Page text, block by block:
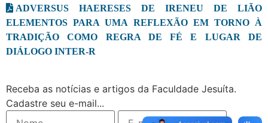
ADVERSUS HAERESES DE IRENEU DE LIÃO
ELEMENTOS PARA UMA REFLEXÃO EM TORNO À
TRADIÇÃO COMO REGRA DE FÉ E LUGAR DE
DIÁLOGO INTER-R
Receba as notícias e artigos da Faculdade Jesuíta.
Cadastre seu e-mail...